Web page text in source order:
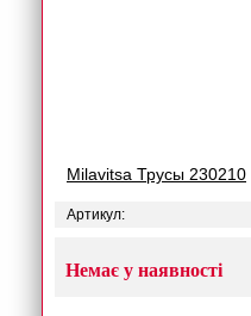
Milavitsa Трусы 230210
Артикул:
Немає у наявності